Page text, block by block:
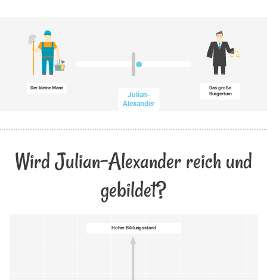
Der kleine Mann
Julian-
Alexander
Das große
Bürgertum
Wird Julian-Alexander reich und
gebildet?
Hoher Bildungsstand